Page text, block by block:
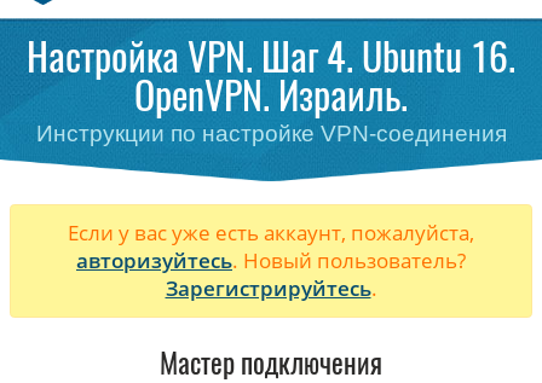
Настройка VPN. Шаг 4. Ubuntu 16.
OpenVPN. Израиль.
Инструкции по настройке VPN-соединения
Если у вас уже есть аккаунт, пожалуйста,
авторизуйтесь. Новый пользователь?
Зарегистрируйтесь.
Мастер подключения